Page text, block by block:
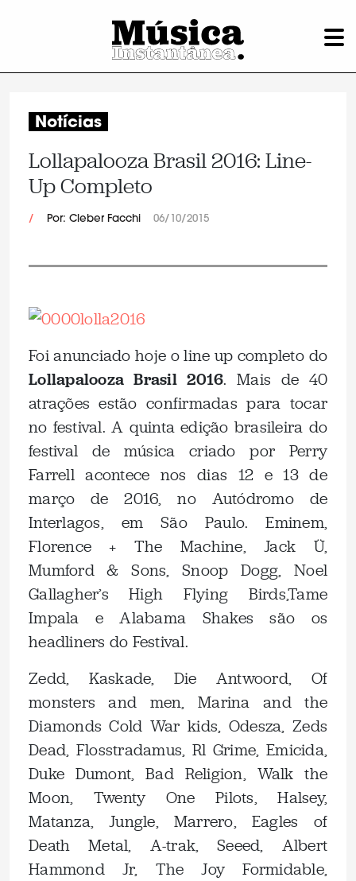
Notícias
Lollapalooza Brasil 2016: Line-
Up Completo
/ Por: Cleber Facchi 06/10/2015
Foi anunciado hoje o line up completo do
Lollapalooza Brasil 2016. Mais de 40
atrações estão confirmadas para tocar
no festival. A quinta edição brasileira do
festival de música criado por Perry
Farrell acontece nos dias 12 e 13 de
março de 2016, no Autódromo de
Interlagos, em São Paulo. Eminem,
Florence + The Machine, Jack Ü,
Mumford & Sons, Snoop Dogg, Noel
Gallagher’s High Flying Birds,Tame
Impala e Alabama Shakes são os
headliners do Festival.
Zedd, Kaskade, Die Antwoord, Of
monsters and men, Marina and the
Diamonds Cold War kids, Odesza, Zeds
Dead, Flosstradamus, Rl Grime, Emicida,
Duke Dumont, Bad Religion, Walk the
Moon, Twenty One Pilots, Halsey,
Matanza, Jungle, Marrero, Eagles of
Death Metal, A-trak, Seeed, Albert
Hammond Jr, The Joy Formidable,